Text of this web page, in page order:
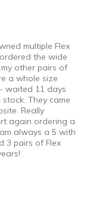
multiple Flex
the wide
other pairs of
a whole size
waited 11 days
They came
Really
again ordering a
always a 5 with
3 pairs of Flex